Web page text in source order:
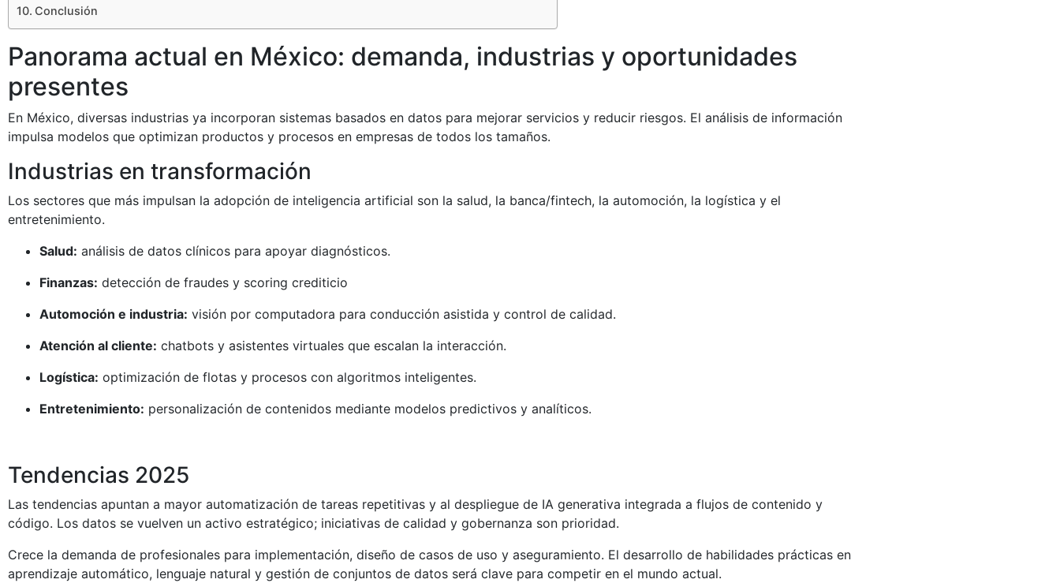
Conclusión
Panorama actual en México: demanda, industrias y oportunidades
presentes
En México, diversas industrias ya incorporan sistemas basados en datos para mejorar servicios y reducir riesgos. El análisis de información
impulsa modelos que optimizan productos y procesos en empresas de todos los tamaños.
Industrias en transformación
Los sectores que más impulsan la adopción de inteligencia artificial son la salud, la banca/fintech, la automoción, la logística y el
entretenimiento.
Salud: análisis de datos clínicos para apoyar diagnósticos.
Finanzas: detección de fraudes y scoring crediticio
Automoción e industria: visión por computadora para conducción asistida y control de calidad.
Atención al cliente: chatbots y asistentes virtuales que escalan la interacción.
Logística: optimización de flotas y procesos con algoritmos inteligentes.
Entretenimiento: personalización de contenidos mediante modelos predictivos y analíticos.
Tendencias 2025
Las tendencias apuntan a mayor automatización de tareas repetitivas y al despliegue de IA generativa integrada a flujos de contenido y
código. Los datos se vuelven un activo estratégico; iniciativas de calidad y gobernanza son prioridad.
Crece la demanda de profesionales para implementación, diseño de casos de uso y aseguramiento. El desarrollo de habilidades prácticas en
aprendizaje automático, lenguaje natural y gestión de conjuntos de datos será clave para competir en el mundo actual.